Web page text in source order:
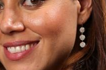
смерть свого
трагедія. Ми глибоко
07.01.2025